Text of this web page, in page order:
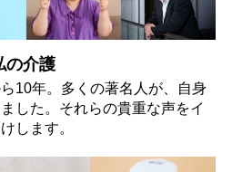
の介護
10年。多くの著名人が、自身
した。それらの貴重な声をイ
します。